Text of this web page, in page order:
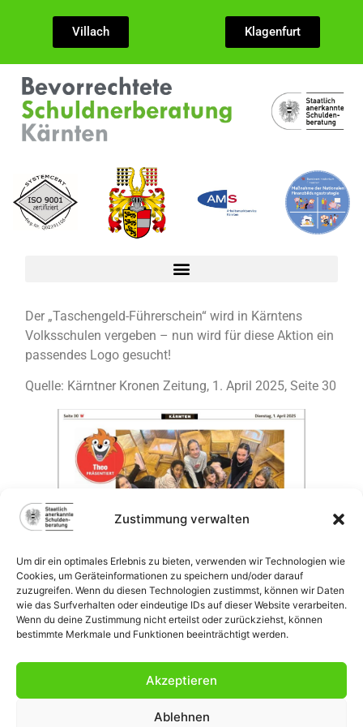
Zustimmung verwalten
Um dir ein optimales Erlebnis zu bieten, verwenden wir Technologien wie
Cookies, um Geräteinformationen zu speichern und/oder darauf
zuzugreifen. Wenn du diesen Technologien zustimmst, können wir Daten
wie das Surfverhalten oder eindeutige IDs auf dieser Website verarbeiten.
Wenn du deine Zustimmung nicht erteilst oder zurückziehst, können
bestimmte Merkmale und Funktionen beeinträchtigt werden.
Akzeptieren
Ablehnen
Villach Klagenfurt
Der „Taschengeld-Führerschein“ wird in Kärntens
Volksschulen vergeben – nun wird für diese Aktion ein
passendes Logo gesucht!
Quelle: Kärntner Kronen Zeitung, 1. April 2025, Seite 30